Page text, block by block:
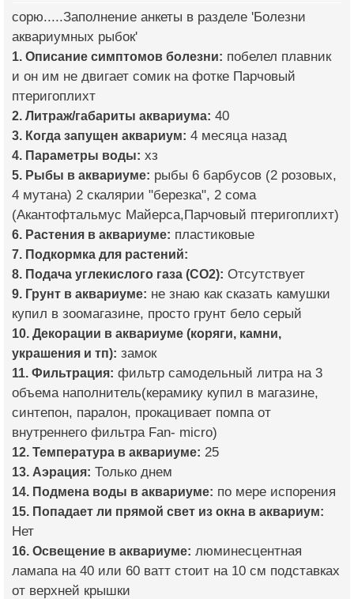
сорю.....Заполнение анкеты в разделе 'Болезни
аквариумных рыбок'
1. Описание симптомов болезни: побелел плавник
и он им не двигает сомик на фотке Парчовый
птеригоплихт
2. Литраж/габариты аквариума: 40
3. Когда запущен аквариум: 4 месяца назад
4. Параметры воды: хз
5. Рыбы в аквариуме: рыбы 6 барбусов (2 розовых,
4 мутана) 2 скалярии "березка", 2 сома
(Акантофтальмус Майерса,Парчовый птеригоплихт)
6. Растения в аквариуме: пластиковые
7. Подкормка для растений:
8. Подача углекислого газа (CO2): Отсутствует
9. Грунт в аквариуме: не знаю как сказать камушки
купил в зоомагазине, просто грунт бело серый
10. Декорации в аквариуме (коряги, камни,
украшения и тп): замок
11. Фильтрация: фильтр самодельный литра на 3
объема наполнитель(керамику купил в магазине,
синтепон, паралон, прокацивает помпа от
внутреннего фильтра Fan- micro)
12. Температура в аквариуме: 25
13. Аэрация: Только днем
14. Подмена воды в аквариуме: по мере испорения
15. Попадает ли прямой свет из окна в аквариум:
Нет
16. Освещение в аквариуме: люминесцентная
ламапа на 40 или 60 ватт стоит на 10 см подставках
от верхней крышки